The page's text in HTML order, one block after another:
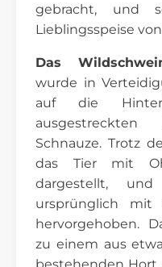
gebracht, und
Lieblingsspeise
Das
wurde in
auf die
Schnauze. Trotz
das Tier mit
dargestellt,
ursprünglich mit
hervorgehoben.
zu einem aus